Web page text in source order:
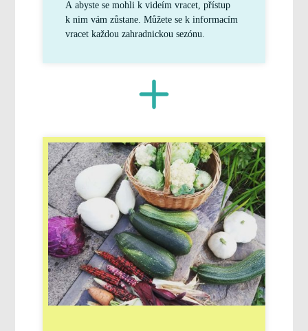
A abyste se mohli k videím vracet, přístup
k nim vám zůstane. Můžete se k informacím
vracet každou zahradnickou sezónu.